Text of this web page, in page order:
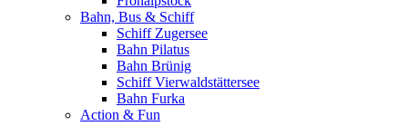
Bahn, Bus & Schiff
Schiff Zugersee
Bahn Pilatus
Bahn Brünig
Schiff Vierwaldstättersee
Bahn Furka
Action & Fun